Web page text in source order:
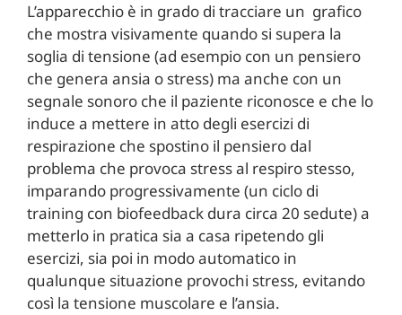
L’apparecchio è in grado di tracciare un grafico
che mostra visivamente quando si supera la
soglia di tensione (ad esempio con un pensiero
che genera ansia o stress) ma anche con un
segnale sonoro che il paziente riconosce e che lo
induce a mettere in atto degli esercizi di
respirazione che spostino il pensiero dal
problema che provoca stress al respiro stesso,
imparando progressivamente (un ciclo di
training con biofeedback dura circa 20 sedute) a
metterlo in pratica sia a casa ripetendo gli
esercizi, sia poi in modo automatico in
qualunque situazione provochi stress, evitando
così la tensione muscolare e l’ansia.